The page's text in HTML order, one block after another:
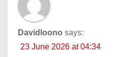
Davidloono says:
23 June 2026 at 04:34